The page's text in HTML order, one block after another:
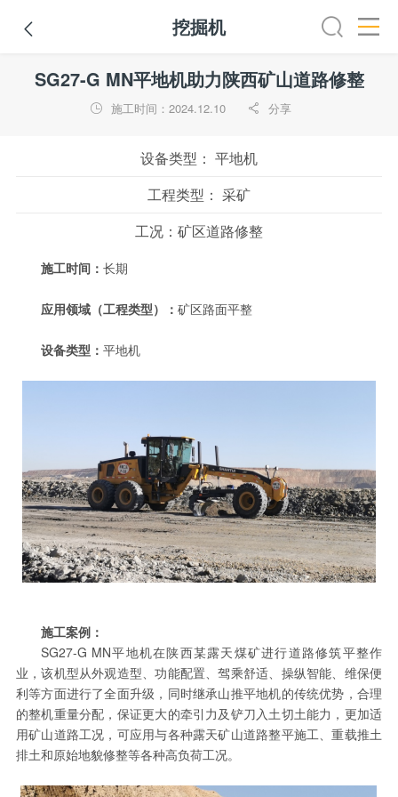
 挖掘机
平地机 装载机 挖掘机 铣刨机 摊铺机 冷再生机
SG27-G MN平地机助力陕西矿山道路修整
 施工时间：2024.12.10  分享
设备类型： 平地机
工程类型： 采矿
工况： 矿区道路修整
施工时间： 长期
应用领域（工程类型）： 矿区路面平整
设备类型： 平地机
施工案例：
SG27-G MN平地机在陕西某露天煤矿进行道路修筑平整作
业，该机型从外观造型、功能配置、驾乘舒适、操纵智能、维保便
利等方面进行了全面升级，同时继承山推平地机的传统优势，合理
的整机重量分配，保证更大的牵引力及铲刀入土切土能力，更加适
用矿山道路工况，可应用与各种露天矿山道路整平施工、重载推土
排土和原始地貌修整等各种高负荷工况。